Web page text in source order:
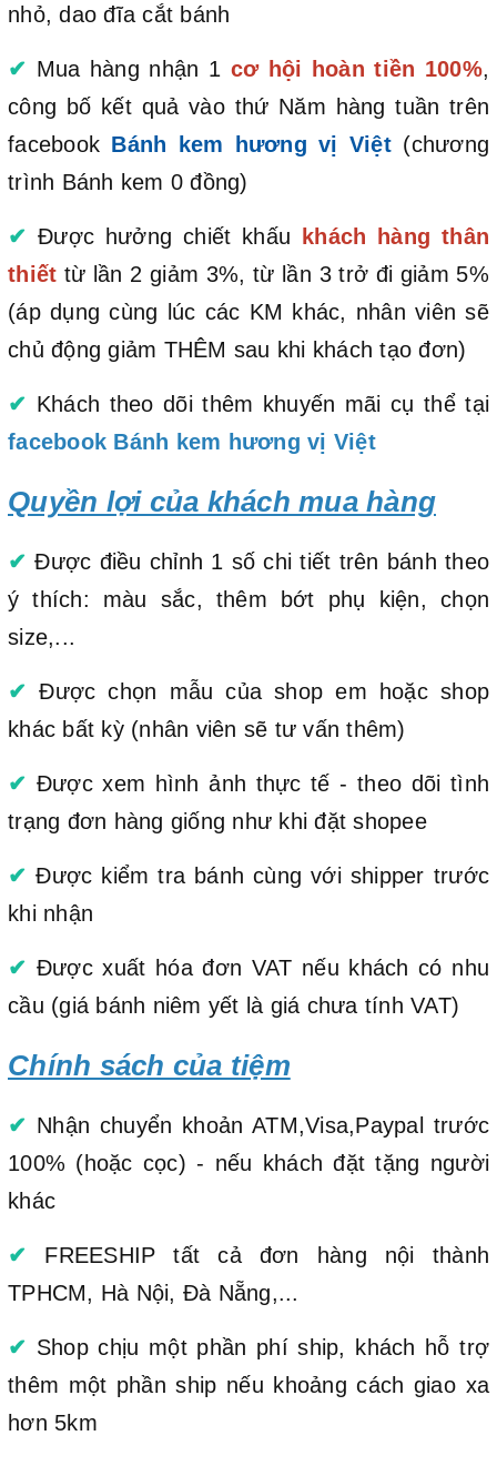
nhỏ, dao đĩa cắt bánh
✔ Mua hàng nhận 1 cơ hội hoàn tiền 100%,
công bố kết quả vào thứ Năm hàng tuần trên
facebook Bánh kem hương vị Việt(chương
trình Bánh kem 0 đồng)
✔ Được hưởng chiết khấu khách hàng thân
thiết từ lần 2 giảm 3%, từ lần 3 trở đi giảm 5%
(áp dụng cùng lúc các KM khác, nhân viên sẽ
chủ động giảm THÊM sau khi khách tạo đơn)
✔ Khách theo dõi thêm khuyến mãi cụ thể tại
facebook Bánh kem hương vị Việt
Quyền lợi của khách mua hàng
✔ Được điều chỉnh 1 số chi tiết trên bánh theo
ý thích: màu sắc, thêm bớt phụ kiện, chọn
size,...
✔ Được chọn mẫu của shop em hoặc shop
khác bất kỳ (nhân viên sẽ tư vấn thêm)
✔ Được xem hình ảnh thực tế - theo dõi tình
trạng đơn hàng giống như khi đặt shopee
✔ Được kiểm tra bánh cùng với shipper trước
khi nhận
✔ Được xuất hóa đơn VAT nếu khách có nhu
cầu (giá bánh niêm yết là giá chưa tính VAT)
Chính sách của tiệm
✔ Nhận chuyển khoản ATM,Visa,Paypal trước
100% (hoặc cọc) - nếu khách đặt tặng người
khác
✔ FREESHIP tất cả đơn hàng nội thành
TPHCM, Hà Nội, Đà Nẵng,...
✔ Shop chịu một phần phí ship, khách hỗ trợ
thêm một phần ship nếu khoảng cách giao xa
hơn 5km